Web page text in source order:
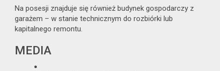
Na posesji znajduje się również budynek gospodarczy z
garażem – w stanie technicznym do rozbiórki lub
kapitalnego remontu.
MEDIA